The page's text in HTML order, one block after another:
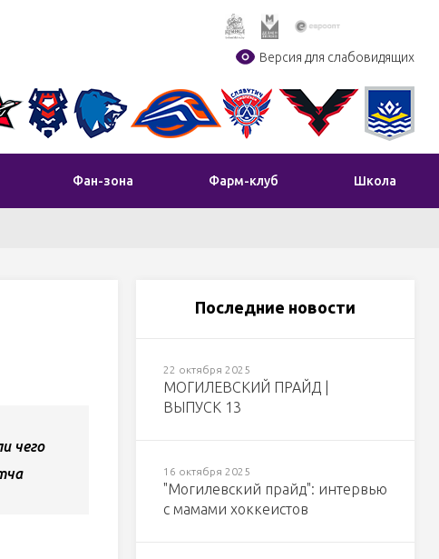
Версия для слабовидящих
Фан-зона Фарм-клуб Школа
чего
Последние новости
22 октября 2025
МОГИЛЕВСКИЙ ПРАЙД |
ВЫПУСК 13
16 октября 2025
"Могилевский прайд": интервью
с мамами хоккеистов